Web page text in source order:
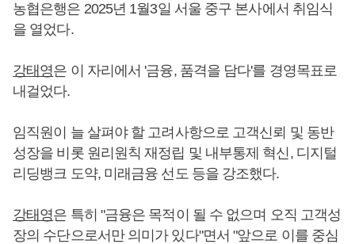
농협은행은 2025년 1월3일 서울 중구 본사에서 취임식
을 열었다.
강태영은 이 자리에서 '금융, 품격을 담다'를 경영목표로
내걸었다.
임직원이 늘 살펴야 할 고려사항으로 고객신뢰 및 동반
성장을 비롯 원리원칙 재정립 및 내부통제 혁신, 디지털
리딩뱅크 도약, 미래금융 선도 등을 강조했다.
강태영은 특히 "금융은 목적이 될 수 없으며 오직 고객성
장의 수단으로서만 의미가 있다"면서 "앞으로 이를 중심